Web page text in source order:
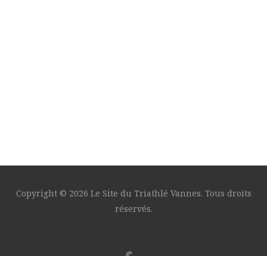
Copyright © 2026 Le Site du Triathlé Vannes. Tous droits
réservés.